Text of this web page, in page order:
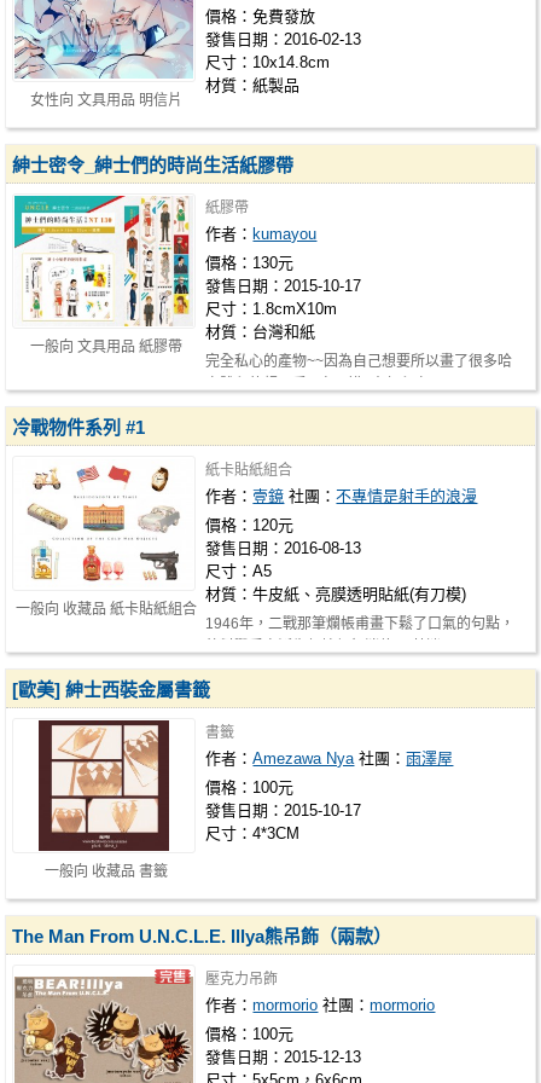
女性向 文具用品 明信片
價格：免費發放
發售日期：2016-02-13
尺寸：10x14.8cm
材質：紙製品
一般向 文具用品 紙膠帶
紳士密令_紳士們的時尚生活紙膠帶
紙膠帶
作者： kumayou
價格：130元
發售日期：2015-10-17
尺寸：1.8cmX10m
材質：台灣和紙
完全私心的產物~~因為自己想要所以畫了很多哈
一般向 收藏品 紙卡貼紙組合
冷戰物件系列 #1
紙卡貼紙組合
作者：壹鏡 社團：不專情是射手的浪漫
價格：120元
發售日期：2016-08-13
尺寸：A5
材質：牛皮紙、亮膜透明貼紙(有刀模)
1946年，二戰那筆爛帳甫畫下鬆了口氣的句點，
一般向 收藏品 書籤
[歐美] 紳士西裝金屬書籤
書籤
作者：Amezawa Nya 社團：雨澤屋
價格：100元
發售日期：2015-10-17
尺寸：4*3CM
The Man From U.N.C.L.E. Illya熊吊飾（兩款）
壓克力吊飾
作者：mormorio 社團：mormorio
價格：100元
發售日期：2015-12-13